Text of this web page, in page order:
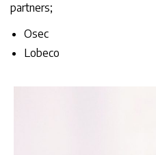
partners;
Osec
Lobeco